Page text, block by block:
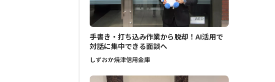
手書き・打ち込み作業から脱却！AI活用で
対話に集中できる面談へ
しずおか焼津信用金庫